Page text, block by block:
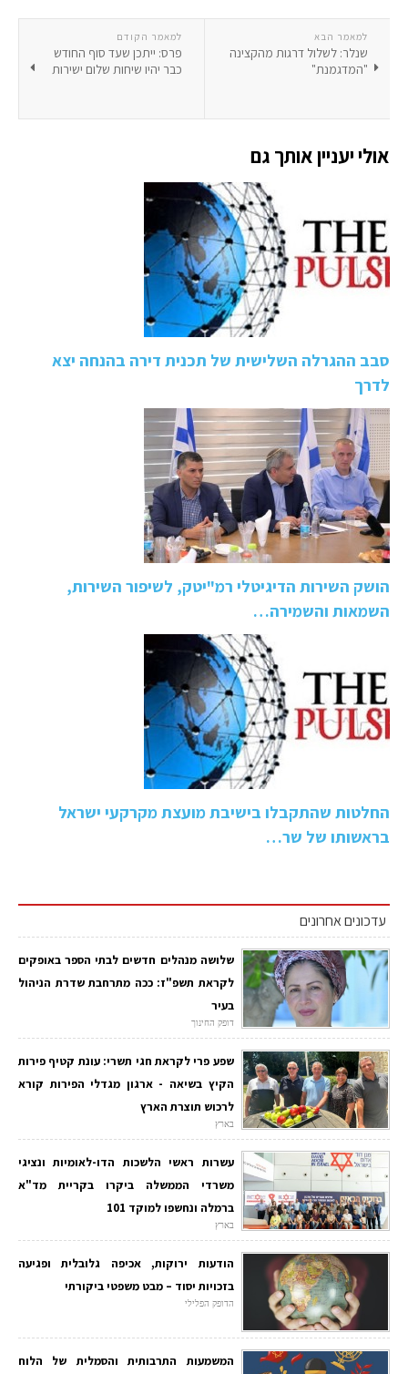
למאמר הקודם
פרס: ייתכן שעד סוף החודש
כבר יהיו שיחות שלום ישירות
למאמר הבא
שנלר: לשלול דרגות מהקצינה
"המדגמנת"
אולי יעניין אותך גם
סבב ההגרלה השלישית של תכנית דירה בהנחה יצא
לדרך
הושק השירות הדיגיטלי רמ"יטק, לשיפור השירות,
השמאות והשמירה…
החלטות שהתקבלו בישיבת מועצת מקרקעי ישראל
בראשותו של שר…
עדכונים אחרונים
שלושה מנהלים חדשים לבתי הספר באופקים
לקראת תשפ"ז: ככה מתרחבת שדרת הניהול
בעיר
דופק החינוך
שפע פרי לקראת חגי תשרי: עונת קטיף פירות
הקיץ בשיאה - ארגון מגדלי הפירות קורא
לרכוש תוצרת הארץ
בארץ
עשרות ראשי הלשכות הדו-לאומיות ונציגי
משרדי הממשלה ביקרו בקריית מד"א
ברמלה ונחשפו למוקד 101
בארץ
הודעות ירוקות, אכיפה גלובלית ופגיעה
בזכויות יסוד – מבט משפטי ביקורתי
הדופק הפלילי
המשמעות התרבותית והסמלית של הלוח